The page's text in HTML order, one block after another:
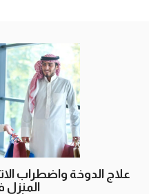
علاج الدوخة واضطراب
المنزل